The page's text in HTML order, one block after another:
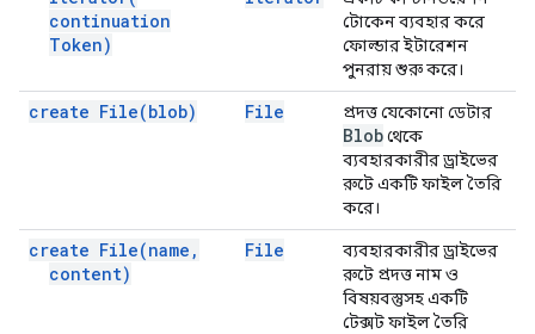
continuation
Token)
টোকেন ব্যবহার করে
ফোল্ডার ইটারেশন
পুনরায় শুরু করে।
create File(blob) File প্রদত্ত যেকোনো ডেটার
Blobথেকে
ব্যবহারকারীর ড্রাইভের
রুটে একটি ফাইল তৈরি
করে।
create File(name ,
content)
File
ব্যবহারকারীর ড্রাইভের
রুটে প্রদত্ত নাম ও
বিষয়বস্তুসহ একটি
টেক্সট ফাইল তৈরি